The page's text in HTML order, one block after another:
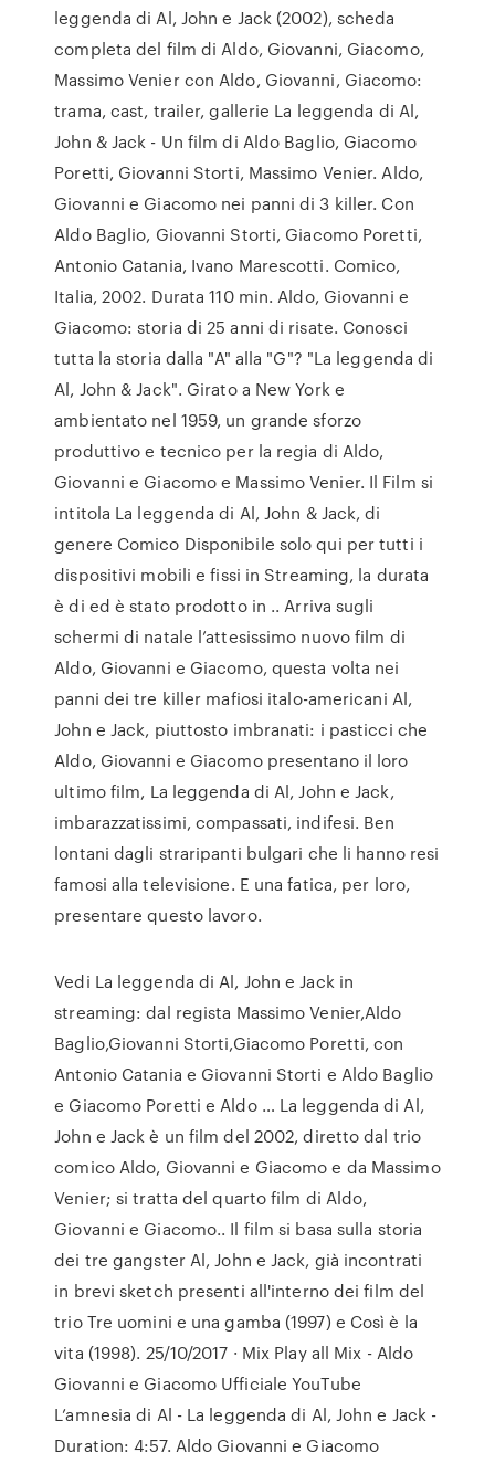
leggenda di Al, John e Jack (2002), scheda
completa del film di Aldo, Giovanni, Giacomo,
Massimo Venier con Aldo, Giovanni, Giacomo:
trama, cast, trailer, gallerie La leggenda di Al,
John & Jack - Un film di Aldo Baglio, Giacomo
Poretti, Giovanni Storti, Massimo Venier. Aldo,
Giovanni e Giacomo nei panni di 3 killer. Con
Aldo Baglio, Giovanni Storti, Giacomo Poretti,
Antonio Catania, Ivano Marescotti. Comico,
Italia, 2002. Durata 110 min. Aldo, Giovanni e
Giacomo: storia di 25 anni di risate. Conosci
tutta la storia dalla "A" alla "G"? "La leggenda di
Al, John & Jack". Girato a New York e
ambientato nel 1959, un grande sforzo
produttivo e tecnico per la regia di Aldo,
Giovanni e Giacomo e Massimo Venier. Il Film si
intitola La leggenda di Al, John & Jack, di
genere Comico Disponibile solo qui per tutti i
dispositivi mobili e fissi in Streaming, la durata
è di ed è stato prodotto in .. Arriva sugli
schermi di natale l’attesissimo nuovo film di
Aldo, Giovanni e Giacomo, questa volta nei
panni dei tre killer mafiosi italo-americani Al,
John e Jack, piuttosto imbranati: i pasticci che
Aldo, Giovanni e Giacomo presentano il loro
ultimo film, La leggenda di Al, John e Jack,
imbarazzatissimi, compassati, indifesi. Ben
lontani dagli straripanti bulgari che li hanno resi
famosi alla televisione. E una fatica, per loro,
presentare questo lavoro.
Vedi La leggenda di Al, John e Jack in
streaming: dal regista Massimo Venier,Aldo
Baglio,Giovanni Storti,Giacomo Poretti, con
Antonio Catania e Giovanni Storti e Aldo Baglio
e Giacomo Poretti e Aldo … La leggenda di Al,
John e Jack è un film del 2002, diretto dal trio
comico Aldo, Giovanni e Giacomo e da Massimo
Venier; si tratta del quarto film di Aldo,
Giovanni e Giacomo.. Il film si basa sulla storia
dei tre gangster Al, John e Jack, già incontrati
in brevi sketch presenti all'interno dei film del
trio Tre uomini e una gamba (1997) e Così è la
vita (1998). 25/10/2017 · Mix Play all Mix - Aldo
Giovanni e Giacomo Ufficiale YouTube
L’amnesia di Al - La leggenda di Al, John e Jack -
Duration: 4:57. Aldo Giovanni e Giacomo